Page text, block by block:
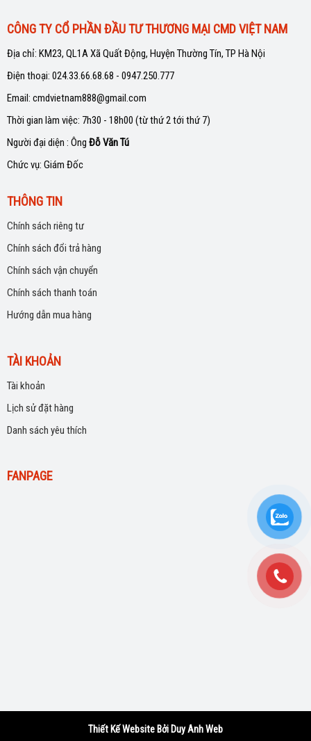
CÔNG TY CỔ PHẦN ĐẦU TƯ THƯƠNG MẠI CMD VIỆT NAM
Địa chỉ: KM23, QL1A Xã Quất Động, Huyện Thường Tín, TP Hà Nội
Điện thoại: 024.33.66.68.68 - 0947.250.777
Email: cmdvietnam888@gmail.com
Thời gian làm việc: 7h30 - 18h00 (từ thứ 2 tới thứ 7)
Người đại diện : Ông Đỗ Văn Tú
Chức vụ: Giám Đốc
THÔNG TIN
Chính sách riêng tư
Chính sách đổi trả hàng
Chính sách vận chuyển
Chính sách thanh toán
Hướng dẫn mua hàng
TÀI KHOẢN
Tài khoản
Lịch sử đặt hàng
Danh sách yêu thích
FANPAGE
Thiết Kế Website Bởi Duy Anh Web